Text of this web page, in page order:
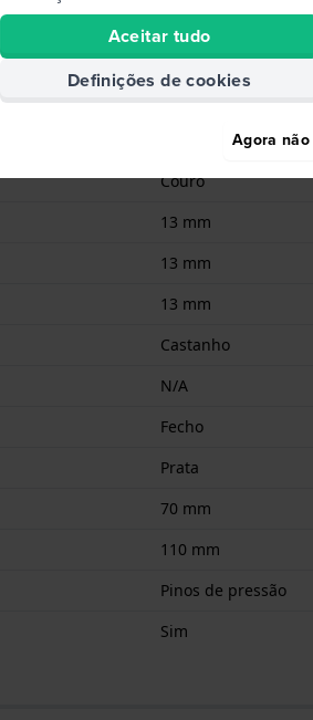
Couro
13 mm
13 mm
13 mm
Castanho
N/A
Fecho
Prata
70 mm
110 mm
Pinos de pressão
Sim
Aceitar tudo
Definições de cookies
Agora não